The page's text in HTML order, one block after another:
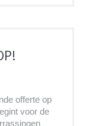
offerte op
voor de